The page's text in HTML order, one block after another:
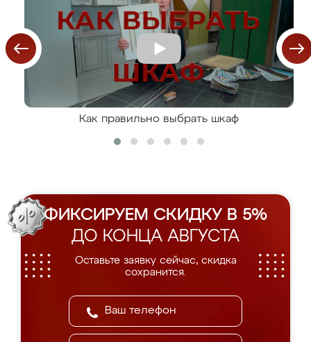
Как правильно выбрать шкаф
ФИКСИРУЕМ СКИДКУ В 5%
ДО КОНЦА АВГУСТА
Оставьте заявку сейчас, скидка
сохранится.